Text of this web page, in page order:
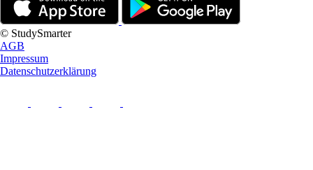
© StudySmarter
AGB
Impressum
Datenschutzerklärung